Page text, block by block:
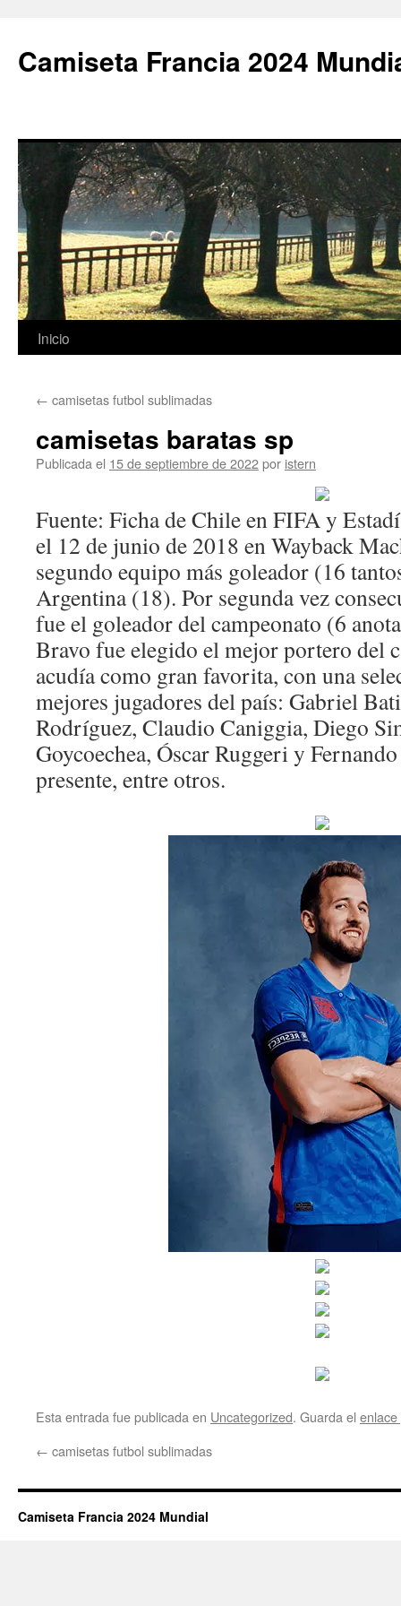
Camiseta Francia 2024
Saltar
contenido
Inicio
← camisetas futbol sublimadas
camisetas baratas sp
Publicada el 15 de septiembre de 2022por istern
Fuente: Ficha de Chile en FIFA y
el 12 de junio de 2018 en Wayback
segundo equipo más goleador (16
Argentina (18). Por segunda vez
fue el goleador del campeonato (6
Bravo fue elegido el mejor portero del
acudía como gran favorita, con una
mejores jugadores del país: Gabriel
Rodríguez, Claudio Caniggia, Diego
Goycoechea, Óscar Ruggeri y
presente, entre otros.
Esta entrada fue publicada en Uncategorized. Guarda el
← camisetas futbol sublimadas
Camiseta Francia 2024 Mundial